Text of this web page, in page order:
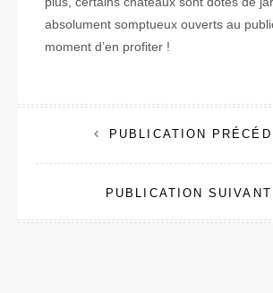
absolument somptueux ouverts au
moment d’en profiter !
N
PUBLICATION
PUBLICATION